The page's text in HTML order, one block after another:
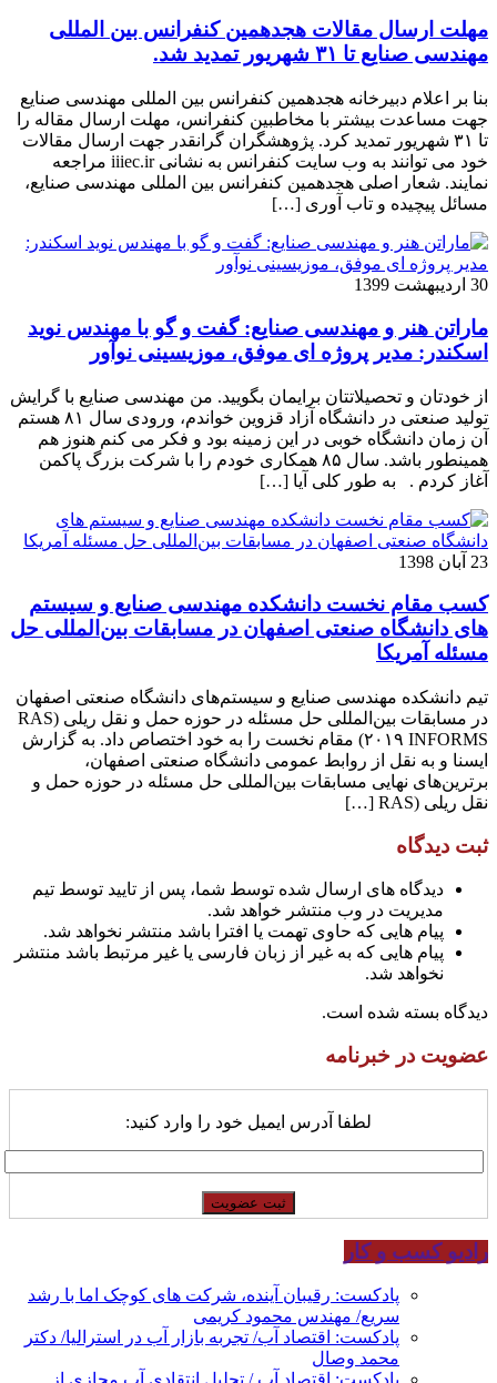
مهلت ارسال مقالات هجدهمین کنفرانس بین المللی
مهندسی صنایع تا ۳۱ شهریور تمدید شد.
بنا بر اعلام دبیرخانه هجدهمین کنفرانس بین المللی مهندسی صنایع
جهت مساعدت بیشتر با مخاطبین کنفرانس، مهلت ارسال مقاله را
تا ۳۱ شهریور تمدید کرد. پژوهشگران گرانقدر جهت ارسال مقالات
خود می توانند به وب سایت کنفرانس به نشانی iiiec.ir مراجعه
نمایند. شعار اصلی هجدهمین کنفرانس بین المللی مهندسی صنایع،
مسائل پیچیده و تاب آوری […]
30 اردیبهشت 1399
ماراتن هنر و مهندسی صنایع: گفت و گو با مهندس نوید
اسکندر: مدیر پروژه ای موفق، موزیسینی نوآور
از خودتان و تحصیلاتتان برایمان بگویید. من مهندسی صنایع با گرایش
تولید صنعتی در دانشگاه آزاد قزوین خواندم، ورودی سال ۸۱ هستم
آن زمان دانشگاه خوبی در این زمینه بود و فکر می کنم هنوز هم
همینطور باشد. سال ۸۵ همکاری خودم را با شرکت بزرگ پاکمن
آغاز کردم . به طور کلی آیا […]
23 آبان 1398
کسب مقام نخست دانشکده مهندسی صنایع و سیستم
های دانشگاه صنعتی اصفهان در مسابقات بین‌المللی حل
مسئله آمریکا
تیم دانشکده مهندسی صنایع و سیستم‌های دانشگاه صنعتی اصفهان
در مسابقات بین‌المللی حل مسئله در حوزه حمل و نقل ریلی (RAS
۲۰۱۹ INFORMS) مقام نخست را به خود اختصاص داد. به گزارش
ایسنا و به نقل از روابط عمومی دانشگاه صنعتی اصفهان،
برترین‌های نهایی مسابقات بین‌المللی حل مسئله در حوزه حمل و
نقل ریلی (RAS […]
ثبت دیدگاه
دیدگاه های ارسال شده توسط شما، پس از تایید توسط تیم
مدیریت در وب منتشر خواهد شد.
پیام هایی که حاوی تهمت یا افترا باشد منتشر نخواهد شد.
پیام هایی که به غیر از زبان فارسی یا غیر مرتبط باشد منتشر
نخواهد شد.
دیدگاه بسته شده است.
عضویت در خبرنامه
لطفا آدرس ایمیل خود را وارد کنید:
رادیو کسب و کار
پادکست: رقیبان آینده، شرکت های کوچک اما با رشد
سریع/ مهندس محمود کریمی
پادکست: اقتصاد آب/ تجربه بازار آب در استرالیا/ دکتر
محمد وصال